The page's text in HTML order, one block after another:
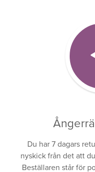
Du har 7 dagars
nyskick från det att
Beställaren står för